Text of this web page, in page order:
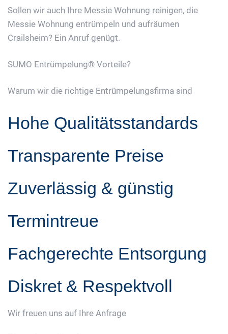
Sollen wir auch Ihre Messie Wohnung reinigen, die
Messie Wohnung entrümpeln und aufräumen
Crailsheim? Ein Anruf genügt.
SUMO Entrümpelung® Vorteile?
Warum wir die richtige Entrümpelungsfirma sind
Hohe Qualitätsstandards
Transparente Preise
Zuverlässig & günstig
Termintreue
Fachgerechte Entsorgung
Diskret & Respektvoll
Wir freuen uns auf Ihre Anfrage